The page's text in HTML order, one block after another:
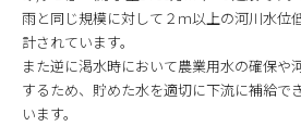
雨と同じ規模に対して２ｍ以上の河川水位
計されています。
また逆に渇水時において農業用水の確保や
するため、貯めた水を適切に下流に補給で
います。